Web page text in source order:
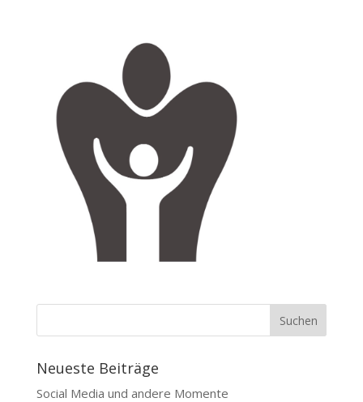
Neueste Beiträge
Social Media und andere Momente